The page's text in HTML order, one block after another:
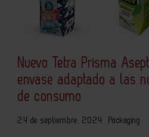
Nuevo Tetra Prisma
envase adaptado a las
de consumo
24 de septiembre, 2024 Packaging